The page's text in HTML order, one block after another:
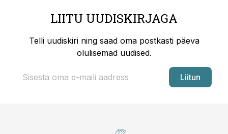
LIITU UUDISKIRJAGA
Telli uudiskiri ning saad oma postkasti päeva
olulisemad uudised.
Liitun